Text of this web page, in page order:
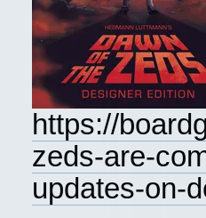
https://
zeds-are-
updates-on-